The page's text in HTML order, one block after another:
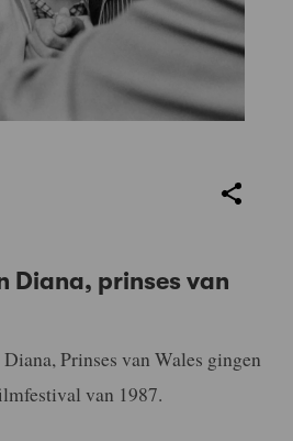
Diana, prinses van
Prinses van Wales gingen
van 1987.